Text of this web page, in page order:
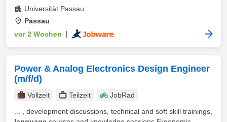
Universität Passau
Passau
vor 2 Wochen
Power & Analog Electronics Design Engineer
(m/f/d)
Vollzeit Teilzeit
JobRad
... , development discussions, technical and soft skill trainings,